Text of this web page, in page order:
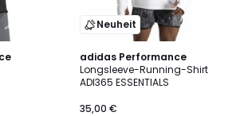
Neuheit
adidas Performance
Longsleeve-Running-Shirt
ADI365 ESSENTIALS
35,00 €
2
Farben